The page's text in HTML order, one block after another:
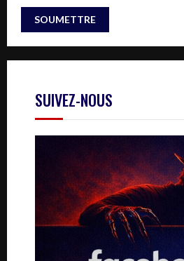
SUIVEZ-NOUS